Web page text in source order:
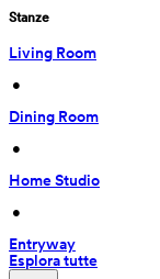
Stanze
Living Room
•
Dining Room
•
Home Studio
•
Entryway
Esplora tutte